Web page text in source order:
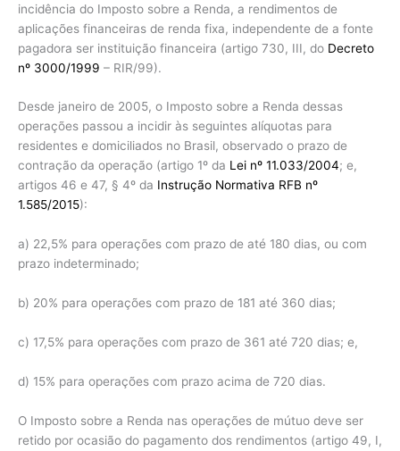
incidência do Imposto sobre a Renda, a rendimentos de
aplicações financeiras de renda fixa, independente de a fonte
pagadora ser instituição financeira (artigo 730, III, do Decreto
nº 3000/1999 – RIR/99).
Desde janeiro de 2005, o Imposto sobre a Renda dessas
operações passou a incidir às seguintes alíquotas para
residentes e domiciliados no Brasil, observado o prazo de
contração da operação (artigo 1º da Lei nº 11.033/2004; e,
artigos 46 e 47, § 4º da Instrução Normativa RFB nº
1.585/2015):
a) 22,5% para operações com prazo de até 180 dias, ou com
prazo indeterminado;
b) 20% para operações com prazo de 181 até 360 dias;
c) 17,5% para operações com prazo de 361 até 720 dias; e,
d) 15% para operações com prazo acima de 720 dias.
O Imposto sobre a Renda nas operações de mútuo deve ser
retido por ocasião do pagamento dos rendimentos (artigo 49, I,